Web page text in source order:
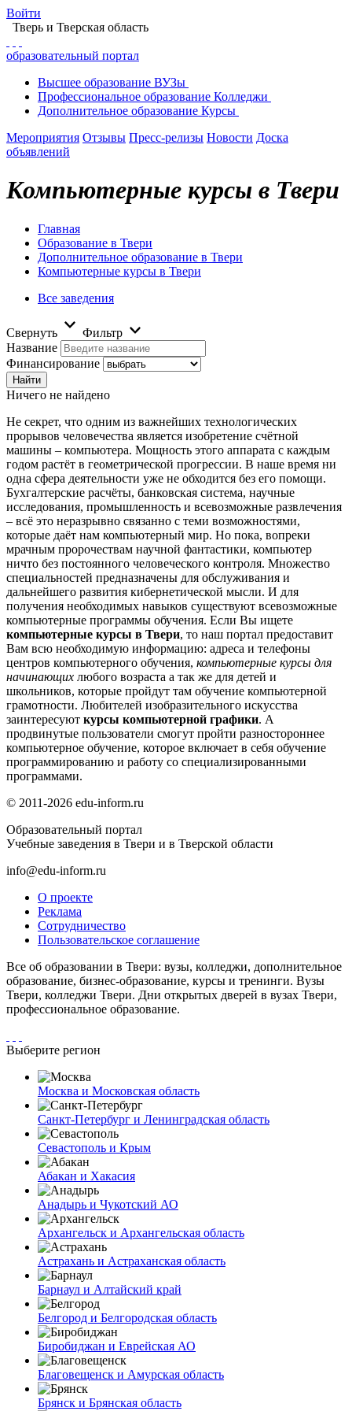
Войти
Тверь и Тверская область
образовательный портал
Высшее образование ВУЗы
Профессиональное образование Колледжи
Дополнительное образование Курсы
Мероприятия Отзывы Пресс-релизы Новости Доска
объявлений
Компьютерные курсы в Твери
Главная
Образование в Твери
Дополнительное образование в Твери
Компьютерные курсы в Твери
Все заведения
Свернуть
Фильтр
Название
Финансирование
Ничего не найдено
Не секрет, что одним из важнейших технологических
прорывов человечества является изобретение счётной
машины – компьютера. Мощность этого аппарата с каждым
годом растёт в геометрической прогрессии. В наше время ни
одна сфера деятельности уже не обходится без его помощи.
Бухгалтерские расчёты, банковская система, научные
исследования, промышленность и всевозможные развлечения
– всё это неразрывно связанно с теми возможностями,
которые даёт нам компьютерный мир. Но пока, вопреки
мрачным пророчествам научной фантастики, компьютер
ничто без постоянного человеческого контроля. Множество
специальностей предназначены для обслуживания и
дальнейшего развития кибернетической мысли. И для
получения необходимых навыков существуют всевозможные
компьютерные программы обучения. Если Вы ищете
компьютерные курсы в Твери, то наш портал предоставит
Вам всю необходимую информацию: адреса и телефоны
центров компьютерного обучения, компьютерные курсы для
начинающих любого возраста а так же для детей и
школьников, которые пройдут там обучение компьютерной
грамотности. Любителей изобразительного искусства
заинтересуют курсы компьютерной графики. А
продвинутые пользователи смогут пройти разностороннее
компьютерное обучение, которое включает в себя обучение
программированию и работу со специализированными
программами.
© 2011-2026 edu-inform.ru
Образовательный портал
Учебные заведения в Твери и в Тверской области
info@edu-inform.ru
О проекте
Реклама
Сотрудничество
Пользовательское соглашение
Все об образовании в Твери: вузы, колледжи, дополнительное
образование, бизнес-образование, курсы и тренинги. Вузы
Твери, колледжи Твери. Дни открытых дверей в вузах Твери,
профессиональное образование.
Выберите регион
Москва и Московская область
Санкт-Петербург и Ленинградская область
Севастополь и Крым
Абакан и Хакасия
Анадырь и Чукотский АО
Архангельск и Архангельская область
Астрахань и Астраханская область
Барнаул и Алтайский край
Белгород и Белгородская область
Биробиджан и Еврейская АО
Благовещенск и Амурская область
Брянск и Брянская область